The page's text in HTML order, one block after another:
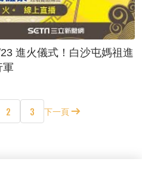
進火儀式！白沙屯媽祖進
軍
2 3 下一頁